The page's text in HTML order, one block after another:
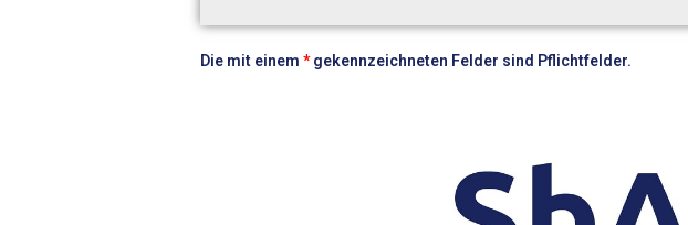
Die mit einem *gekennzeichneten Felder sind Pflichtfelder.